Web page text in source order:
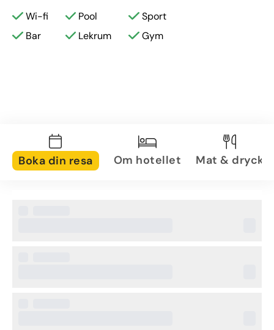
Wi-fi
Pool
Sport
Bar
Lekrum Gym
Boka din resa Om hotellet Mat & dryck